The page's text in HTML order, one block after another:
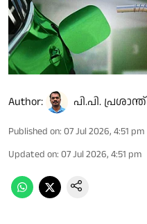
Author: പി.പി. പ്രശാന്ത്
Published on: 07 Jul 2026, 4:51 pm
Updated on: 07 Jul 2026, 4:51 pm